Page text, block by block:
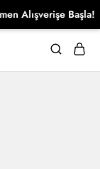
Alışverişe Başla!